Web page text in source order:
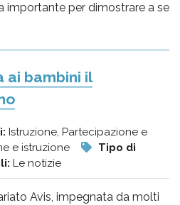
importante per dimostrare a se
ai bambini il
Istruzione, Partecipazione e
e istruzione
Tipo di
Le notizie
Avis, impegnata da molti